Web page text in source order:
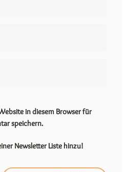
in diesem Browser für
speichern.
Newsletter Liste hinzu!